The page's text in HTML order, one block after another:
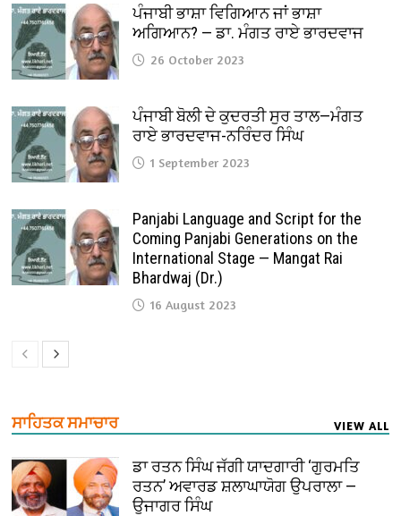
ਪੰਜਾਬੀ ਭਾਸ਼ਾ ਵਿਗਿਆਨ ਜਾਂ ਭਾਸ਼ਾ
ਅਗਿਆਨ? — ਡਾ. ਮੰਗਤ ਰਾਏ ਭਾਰਦਵਾਜ
26 October 2023
ਪੰਜਾਬੀ ਬੋਲੀ ਦੇ ਕੁਦਰਤੀ ਸੁਰ ਤਾਲ—ਮੰਗਤ
ਰਾਏ ਭਾਰਦਵਾਜ-ਨਰਿੰਦਰ ਸਿੰਘ
1 September 2023
Panjabi Language and Script for the
Coming Panjabi Generations on the
International Stage — Mangat Rai
Bhardwaj (Dr.)
16 August 2023
ਸਾਹਿਤਕ ਸਮਾਚਾਰ VIEW ALL
ਡਾ ਰਤਨ ਸਿੰਘ ਜੱਗੀ ਯਾਦਗਾਰੀ ‘ਗੁਰਮਤਿ
ਰਤਨ’ ਅਵਾਰਡ ਸ਼ਲਾਘਾਯੋਗ ਉਪਰਾਲਾ —
ਉਜਾਗਰ ਸਿੰਘ